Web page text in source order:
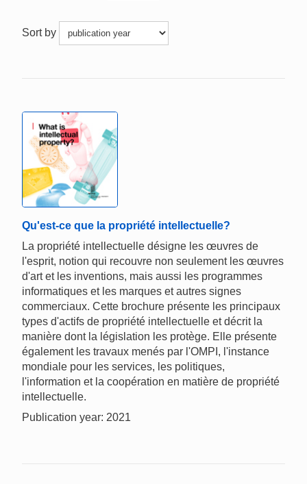
Sort by
Qu'est-ce que la propriété intellectuelle?
La propriété intellectuelle désigne les œuvres de
l'esprit, notion qui recouvre non seulement les œuvres
d'art et les inventions, mais aussi les programmes
informatiques et les marques et autres signes
commerciaux. Cette brochure présente les principaux
types d'actifs de propriété intellectuelle et décrit la
manière dont la législation les protège. Elle présente
également les travaux menés par l'OMPI, l'instance
mondiale pour les services, les politiques,
l'information et la coopération en matière de propriété
intellectuelle.
Publication year: 2021